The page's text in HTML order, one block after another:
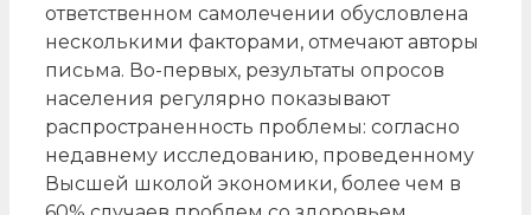
ответственном самолечении обусловлена
несколькими факторами, отмечают авторы
письма. Во-первых, результаты опросов
населения регулярно показывают
распространенность проблемы: согласно
недавнему исследованию, проведенному
Высшей школой экономики, более чем в